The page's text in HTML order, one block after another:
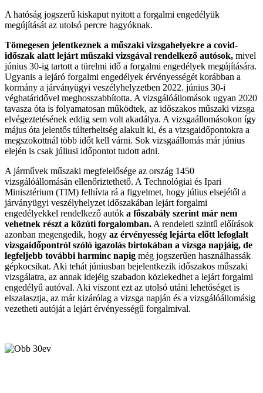
A hatóság jogszerű kiskaput nyitott a forgalmi engedélyük
megújítását az utolsó percre hagyóknak.
Tömegesen jelentkeznek a műszaki vizsgahelyekre a covid-
időszak alatt lejárt műszaki vizsgával rendelkező autósok, mivel
június 30-ig tartott a türelmi idő a forgalmi engedélyek megújítására.
Ugyanis a lejáró forgalmi engedélyek érvényességét korábban a
kormány a járványügyi veszélyhelyzetben 2022. június 30-i
véghatáridővel meghosszabbította. A vizsgálóállomások ugyan 2020
tavasza óta is folyamatosan működtek, az időszakos műszaki vizsga
elvégeztetésének eddig sem volt akadálya. A vizsgaállomásokon így
május óta jelentős túlterheltség alakult ki, és a vizsgaidőpontokra a
megszokottnál több időt kell várni. Sok vizsgaállomás már június
elején is csak júliusi időpontot tudott adni.
A járművek műszaki megfelelősége az ország 1450
vizsgálóállomásán ellenőriztethető. A Technológiai és Ipari
Minisztérium (TIM) felhívta rá a figyelmet, hogy július elsejétől a
járványügyi veszélyhelyzet időszakában lejárt forgalmi
engedélyekkel rendelkező autók a főszabály szerint már nem
vehetnek részt a közúti forgalomban. A rendeleti szintű előírások
azonban megengedik, hogy az érvényesség lejárta előtt lefoglalt
vizsgaidőpontról szóló igazolás birtokában a vizsga napjáig, de
legfeljebb további harminc napig még jogszerűen használhassák
gépkocsikat. Aki tehát júniusban bejelentkezik időszakos műszaki
vizsgálatra, az annak idejéig szabadon közlekedhet a lejárt forgalmi
engedélyű autóval. Aki viszont ezt az utolsó utáni lehetőséget is
elszalasztja, az már kizárólag a vizsga napján és a vizsgálóállomásig
vezetheti autóját a lejárt érvényességű forgalmival.